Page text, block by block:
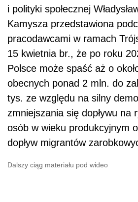
i polityki społecznej
Kamysza przedstawiona
pracodawcami w ramach
15 kwietnia br., że po roku
Polsce może spaść aż o
obecnych ponad 2 mln. do
tys. ze względu na silny
zmniejszania się dopływu na
osób w wieku produkcyjnym
dopływ migrantów
Dalszy ciąg materiału pod wideo